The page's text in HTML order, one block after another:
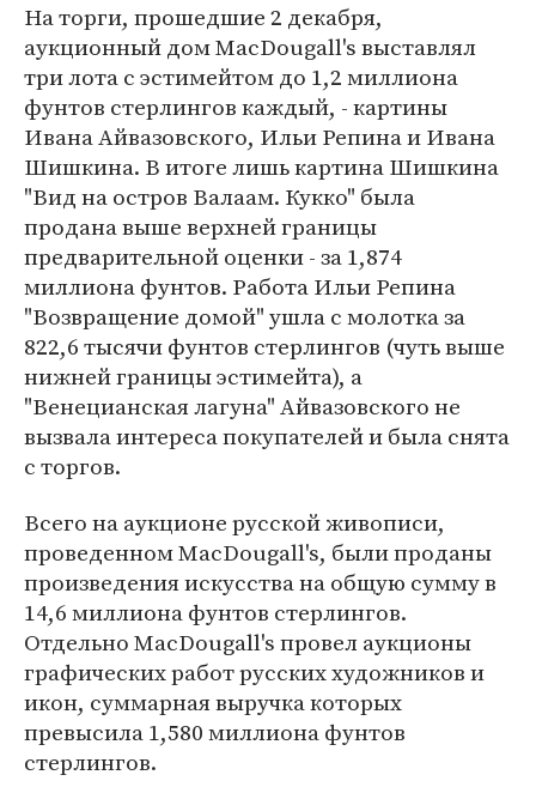
На торги, прошедшие 2 декабря,
аукционный дом MacDougall's выставлял
три лота с эстимейтом до 1,2 миллиона
фунтов стерлингов каждый, - картины
Ивана Айвазовского, Ильи Репина и Ивана
Шишкина. В итоге лишь картина Шишкина
"Вид на остров Валаам. Кукко" была
продана выше верхней границы
предварительной оценки - за 1,874
миллиона фунтов. Работа Ильи Репина
"Возвращение домой" ушла с молотка за
822,6 тысячи фунтов стерлингов (чуть выше
нижней границы эстимейта), а
"Венецианская лагуна" Айвазовского не
вызвала интереса покупателей и была снята
с торгов.
Всего на аукционе русской живописи,
проведенном MacDougall's, были проданы
произведения искусства на общую сумму в
14,6 миллиона фунтов стерлингов.
Отдельно MacDougall's провел аукционы
графических работ русских художников и
икон, суммарная выручка которых
превысила 1,580 миллиона фунтов
стерлингов.